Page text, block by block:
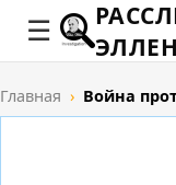
Главная › Война